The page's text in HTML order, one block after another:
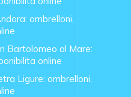
ombrelloni,
Bartolomeo al Mare:
online
Ligure: ombrelloni,